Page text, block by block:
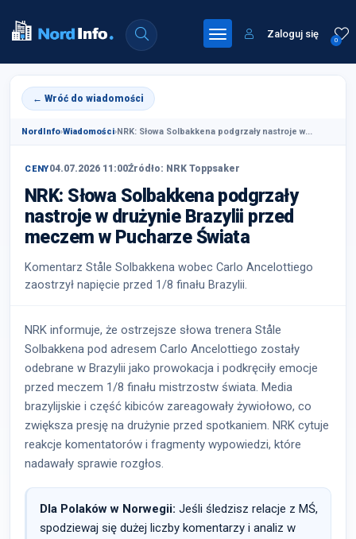
0
Zaloguj się
← Wróć do wiadomości
NordInfo›Wiadomości›NRK: Słowa Solbakkena podgrzały nastroje w...
CENY04.07.2026 11:00Źródło: NRK Toppsaker
NRK: Słowa Solbakkena podgrzały
nastroje w drużynie Brazylii przed
meczem w Pucharze Świata
Komentarz Ståle Solbakkena wobec Carlo Ancelottiego
zaostrzył napięcie przed 1/8 finału Brazylii.
NRK informuje, że ostrzejsze słowa trenera Ståle
Solbakkena pod adresem Carlo Ancelottiego zostały
odebrane w Brazylii jako prowokacja i podkręciły emocje
przed meczem 1/8 finału mistrzostw świata. Media
brazylijskie i część kibiców zareagowały żywiołowo, co
zwiększa presję na drużynie przed spotkaniem. NRK cytuje
reakcje komentatorów i fragmenty wypowiedzi, które
nadawały sprawie rozgłos.
Dla Polaków w Norwegii: Jeśli śledzisz relacje z MŚ,
spodziewaj się dużej liczby komentarzy i analiz w